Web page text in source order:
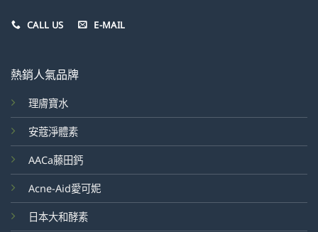
CALL US E-MAIL
熱銷人氣品牌
理膚寶水
安蔻淨體素
AACa藤田鈣
Acne-Aid愛可妮
日本大和酵素